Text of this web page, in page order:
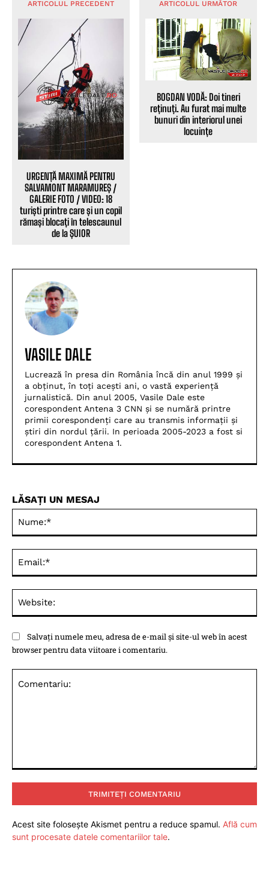
ARTICOLUL PRECEDENT
URGENȚĂ MAXIMĂ PENTRU
SALVAMONT MARAMUREȘ /
GALERIE FOTO / VIDEO: 18
turiști printre care și un copil
rămași blocați în telescaunul
de la ȘUIOR
ARTICOLUL URMĂTOR
BOGDAN VODĂ: Doi tineri
reținuți. Au furat mai multe
bunuri din interiorul unei
locuințe
VASILE DALE
Lucrează în presa din România încă din anul 1999 și
a obținut, în toți acești ani, o vastă experiență
jurnalistică. Din anul 2005, Vasile Dale este
corespondent Antena 3 CNN și se numără printre
primii corespondenți care au transmis informații și
știri din nordul țării. In perioada 2005-2023 a fost si
corespondent Antena 1.
LĂSAȚI UN MESAJ
Salvați numele meu, adresa de e-mail și site-ul web în acest
browser pentru data viitoare i comentariu.
Acest site folosește Akismet pentru a reduce spamul. Află cum
sunt procesate datele comentariilor tale.